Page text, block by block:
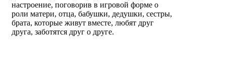
настроение, поговорив в игровой форме о
роли матери, отца, бабушки, дедушки, сестры,
брата, которые живут вместе, любят друг
друга, заботятся друг о друге.